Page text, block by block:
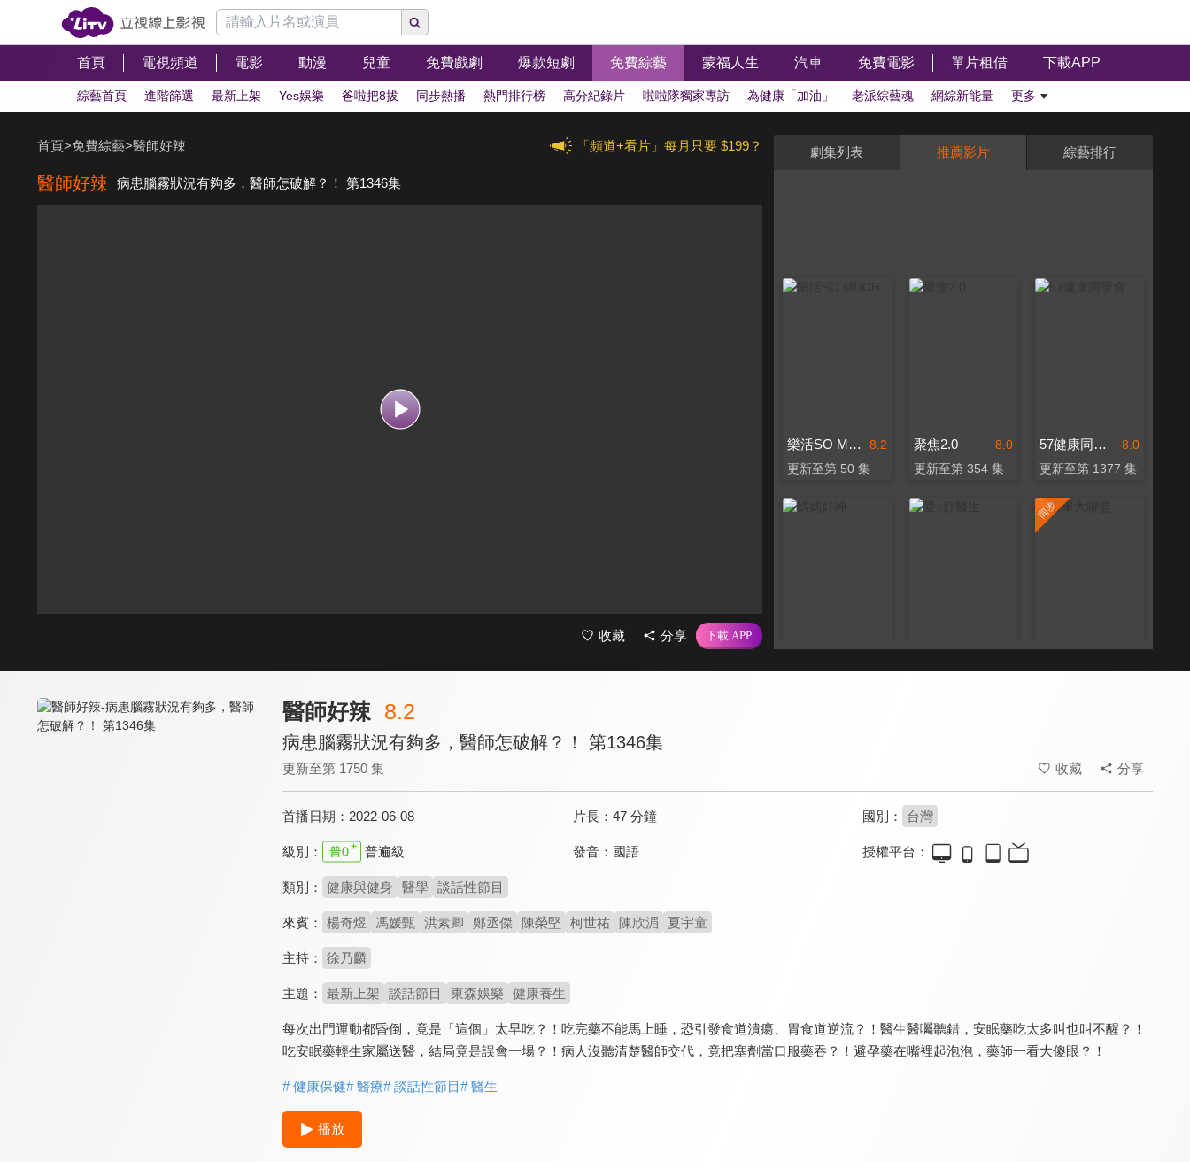
首頁 電視頻道 電影 動漫 兒童 免費戲劇 爆款短劇 免費綜藝 蒙福人生 汽車 免費電影 單片租借 下載APP
綜藝首頁 進階篩選 最新上架 Yes娛樂 爸啦把8拔 同步熱播 熱門排行榜 高分紀錄片 啦啦隊獨家專訪 為健康「加油」 老派綜藝魂 網綜新能量 更多
「頻道+看片」每月只要 $199？
首頁>免費綜藝>醫師好辣
醫師好辣 病患腦霧狀況有夠多，醫師怎破解？！ 第1346集
收藏 分享
劇集列表 推薦影片 綜藝排行
8.2
樂活SO MUCH
更新至第 50 集
8.0
聚焦2.0
更新至第 354 集
8.0
57健康同學會
更新至第 1377 集
醫師好辣 8.2
病患腦霧狀況有夠多，醫師怎破解？！ 第1346集
更新至第 1750 集 收藏 分享
首播日期： 2022-06-08 片長： 47 分鐘 國別： 台灣
級別： 普遍級 發音： 國語 授權平台：
類別： 健康與健身 醫學 談話性節目
來賓： 楊奇煜 馮媛甄 洪素卿 鄭丞傑 陳榮堅 柯世祐 陳欣湄 夏宇童
主持： 徐乃麟
主題： 最新上架 談話節目 東森娛樂 健康養生
每次出門運動都昏倒，竟是「這個」太早吃？！吃完藥不能馬上睡，恐引發食道潰瘍、胃食道逆流？！醫生醫囑聽錯，安眠藥吃太多叫也叫不醒？！
吃安眠藥輕生家屬送醫，結局竟是誤會一場？！病人沒聽清楚醫師交代，竟把塞劑當口服藥吞？！避孕藥在嘴裡起泡泡，藥師一看大傻眼？！
# 健康保健# 醫療# 談話性節目# 醫生
播放